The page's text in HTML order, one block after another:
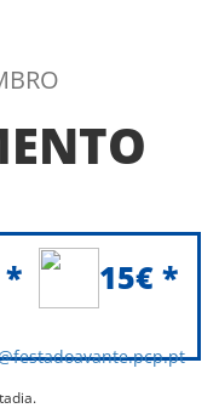
* 15€ *